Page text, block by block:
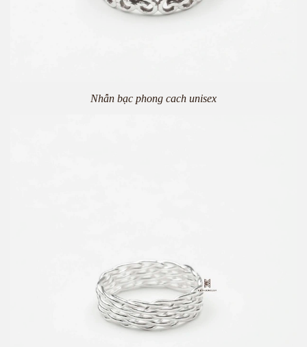
Nhẫn bạc phong cach unisex